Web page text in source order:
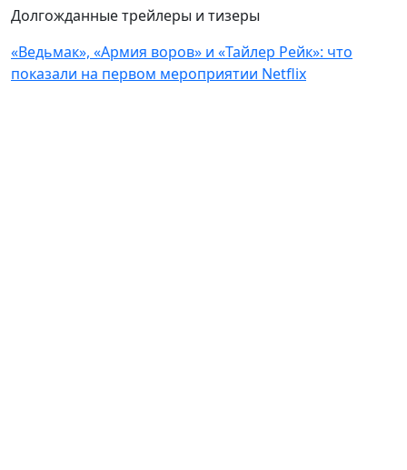
Долгожданные трейлеры и тизеры
«Ведьмак», «Армия воров» и «Тайлер Рейк»: что
показали на первом мероприятии Netflix